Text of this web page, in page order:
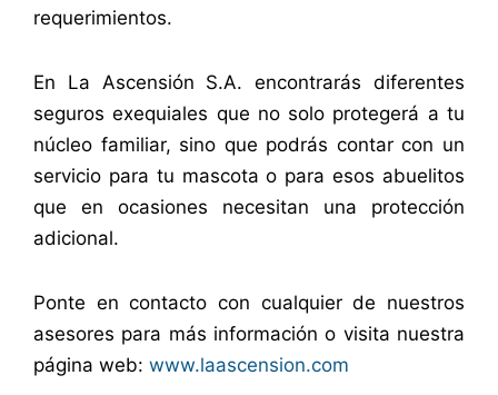
requerimientos.
En La Ascensión S.A. encontrarás diferentes
seguros exequiales que no solo protegerá a tu
núcleo familiar, sino que podrás contar con un
servicio para tu mascota o para esos abuelitos
que en ocasiones necesitan una protección
adicional.
Ponte en contacto con cualquier de nuestros
asesores para más información o visita nuestra
página web: www.laascension.com